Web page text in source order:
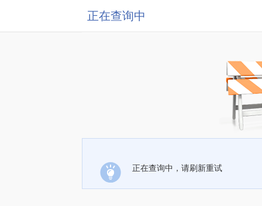
正在查询中
正在查询中，请刷新重试